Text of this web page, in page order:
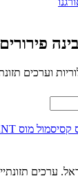
פירורים
וערכים
קסיסמול מוס WHITE MOMENT
ערכים